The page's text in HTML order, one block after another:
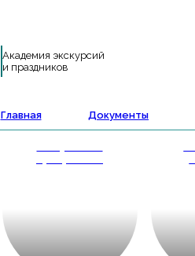
Академия экскурсий
и праздников
Главная Документы